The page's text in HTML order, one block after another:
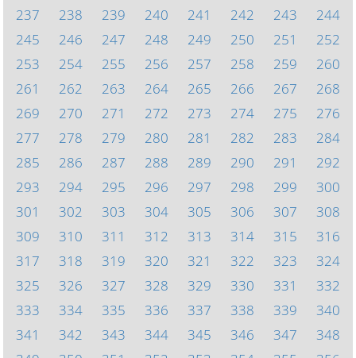
237
238 239 240 241 242 243
244
245
246 247 248 249 250 251
252
253
254 255 256 257 258 259
260
261
262 263 264 265 266 267
268
269
270 271 272 273 274 275
276
277
278 279 280 281 282 283
284
285
286 287 288 289 290 291
292
293
294 295 296 297 298 299
300
301
302 303 304 305 306 307
308
309
310 311 312 313 314 315
316
317
318 319 320 321 322 323
324
325
326 327 328 329 330 331
332
333
334 335 336 337 338 339
340
341
342 343 344 345 346 347
348